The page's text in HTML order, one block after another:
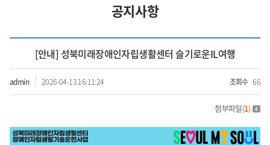
공지사항
[안내] 성북미래장애인자립생활센터 슬기로운IL여행
admin 2026-04-13 16:11:24 조회수 66
첨부파일(1)